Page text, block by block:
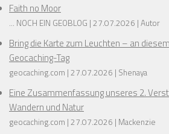
Faith no Moor
... NOCH EIN GEOBLOG 27.07.2026 Autor
Bring die Karte zum Leuchten – an
Geocaching-Tag
geocaching.com 27.07.2026 Shenaya
Eine Zusammenfassung unseres 2.
Wandern und Natur
geocaching.com 27.07.2026 Mackenzie